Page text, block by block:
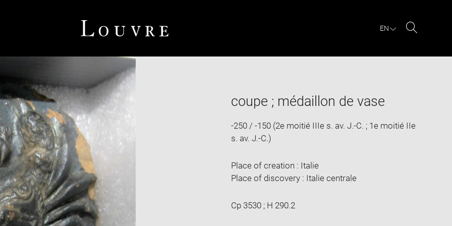
EN
coupe ; médaillon de vase
-250 / -150 (2e moitié IIIe s. av. J.-C. ; 1e moitié IIe
s. av. J.-C.)
Place of creation : Italie
Place of discovery : Italie centrale
Cp 3530 ; H 290.2